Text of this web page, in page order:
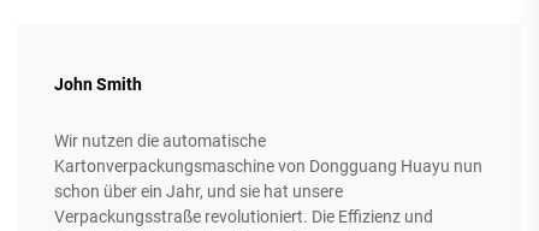
John Smith
Wir nutzen die automatische
Kartonverpackungsmaschine von Dongguang Huayu nun
schon über ein Jahr, und sie hat unsere
Verpackungsstraße revolutioniert. Die Effizienz und